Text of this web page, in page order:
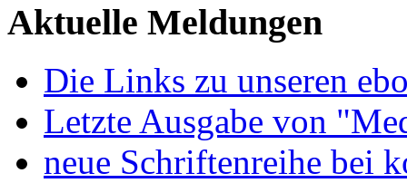
Aktuelle Meldungen
Die Links zu unseren
Letzte Ausgabe von
neue Schriftenreihe bei